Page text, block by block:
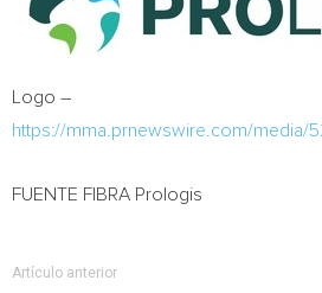
Logo –
https://mma.prnewswire.com/media/
FUENTE FIBRA Prologis
Artículo anterior